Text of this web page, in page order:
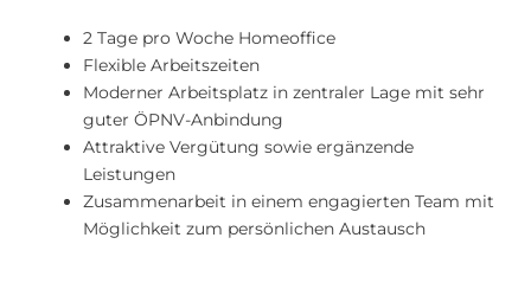
2 Tage pro Woche Homeoffice
Flexible Arbeitszeiten
Moderner Arbeitsplatz in zentraler Lage mit sehr
guter ÖPNV-Anbindung
Attraktive Vergütung sowie ergänzende
Leistungen
Zusammenarbeit in einem engagierten Team mit
Möglichkeit zum persönlichen Austausch